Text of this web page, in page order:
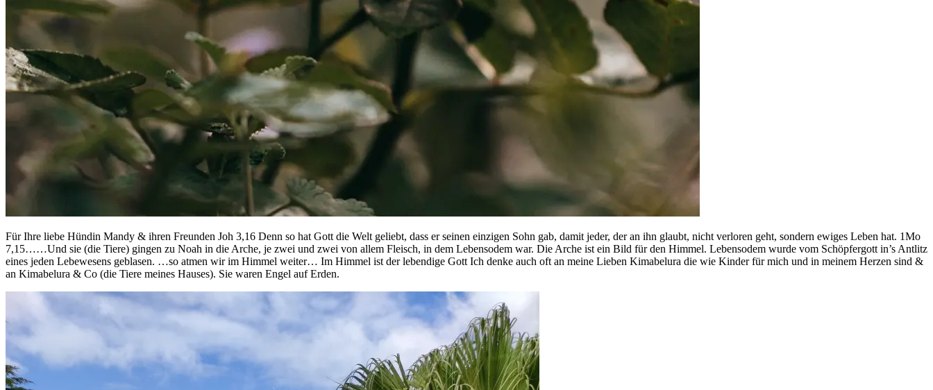
Für Ihre liebe Hündin Mandy & ihren Freunden Joh 3,16 Denn so hat Gott die Welt geliebt, dass er seinen einzigen Sohn gab, damit jeder, der an ihn glaubt, nicht verloren geht, sondern ewiges Leben hat. 1Mo
7,15……Und sie (die Tiere) gingen zu Noah in die Arche, je zwei und zwei von allem Fleisch, in dem Lebensodem war. Die Arche ist ein Bild für den Himmel. Lebensodem wurde vom Schöpfergott in’s Antlitz
eines jeden Lebewesens geblasen. …so atmen wir im Himmel weiter… Im Himmel ist der lebendige Gott Ich denke auch oft an meine Lieben Kimabelura die wie Kinder für mich und in meinem Herzen sind &
an Kimabelura & Co (die Tiere meines Hauses). Sie waren Engel auf Erden.